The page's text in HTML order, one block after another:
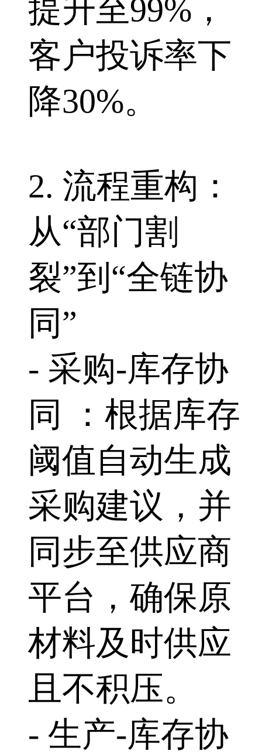
提升至99%，
客户投诉率下
降30%。
2. 流程重构：
从“部门割
裂”到“全链协
同”
- 采购-库存协
同 ：根据库存
阈值自动生成
采购建议，并
同步至供应商
平台，确保原
材料及时供应
且不积压。
- 生产-库存协